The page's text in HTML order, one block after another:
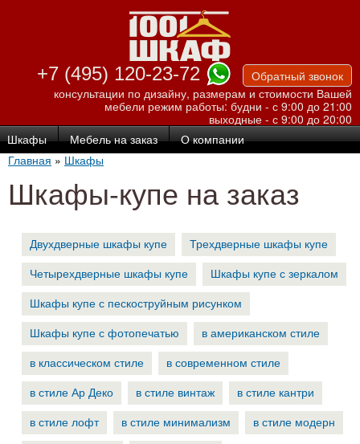
Перейти к
основному
содержанию
+7 (495) 120-23-72
Обратный звонок
консультации по дизайну, размерам и стоимости Вашей
мебели режим работы: будни - с 9:00 до 21:00
выходные - с 9:00 до 20:00
Шкафы Мебель на заказ О компании
Главная » Шкафы
Шкафы-купе на заказ
Двухдверные шкафы купе
Трехдверные шкафы купе
Четырехдверные шкафы купе
Шкафы купе с зеркалом
Шкафы купе с пескоструйным рисунком
Шкафы купе с фотопечатью
в американском стиле
в классическом стиле
в современном стиле
в стиле Ар Деко
в стиле винтаж
в стиле кантри
в стиле лофт
в стиле минимализм
в стиле модерн